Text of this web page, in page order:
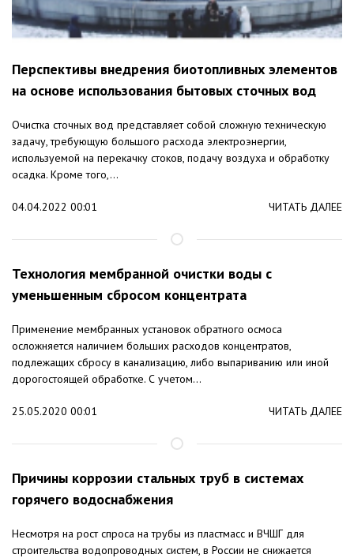
Перспективы внедрения биотопливных элементов
на основе использования бытовых сточных вод
Очистка сточных вод представляет собой сложную техническую
задачу, требующую большого расхода электроэнергии,
используемой на перекачку стоков, подачу воздуха и обработку
осадка. Кроме того,...
04.04.2022 00:01 ЧИТАТЬ ДАЛЕЕ
Технология мембранной очистки воды с
уменьшенным сбросом концентрата
Применение мембранных установок обратного осмоса
осложняется наличием больших расходов концентратов,
подлежащих сбросу в канализацию, либо выпариванию или иной
дорогостоящей обработке. С учетом...
25.05.2020 00:01 ЧИТАТЬ ДАЛЕЕ
Причины коррозии стальных труб в системах
горячего водоснабжения
Несмотря на рост спроса на трубы из пластмасс и ВЧШГ для
строительства водопроводных систем, в России не снижается